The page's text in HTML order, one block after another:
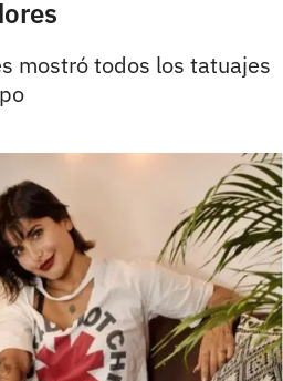
mostró todos los tatuajes